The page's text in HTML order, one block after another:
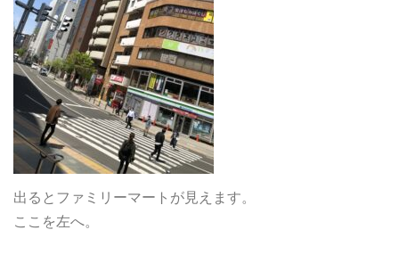
出るとファミリーマートが見えます。
ここを左へ。